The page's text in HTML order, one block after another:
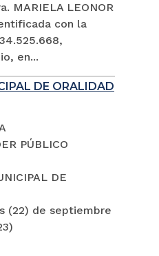
MARIELA LEONOR
con la
en...
DE ORALIDAD
PÚBLICO
DE
(22) de septiembre